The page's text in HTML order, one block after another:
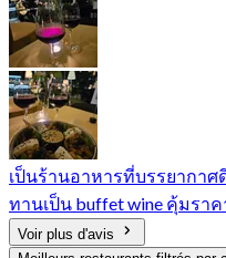
เป็นร้านอาหารที่บรรยากาศ
ทานเป็น buffet wine คุ้มรา
Voir plus d'avis